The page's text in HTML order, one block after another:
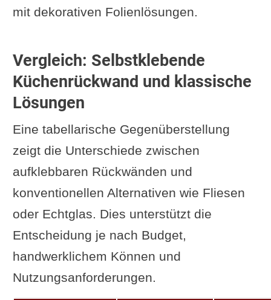
mit dekorativen Folienlösungen.
Vergleich: Selbstklebende
Küchenrückwand und klassische
Lösungen
Eine tabellarische Gegenüberstellung
zeigt die Unterschiede zwischen
aufklebbaren Rückwänden und
konventionellen Alternativen wie Fliesen
oder Echtglas. Dies unterstützt die
Entscheidung je nach Budget,
handwerklichem Können und
Nutzungsanforderungen.